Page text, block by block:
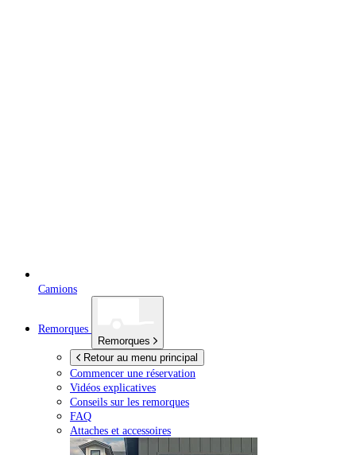
Camions
Remorques
Remorques
Retour au menu principal
Commencer une réservation
Vidéos explicatives
Conseils sur les remorques
FAQ
Attaches et accessoires